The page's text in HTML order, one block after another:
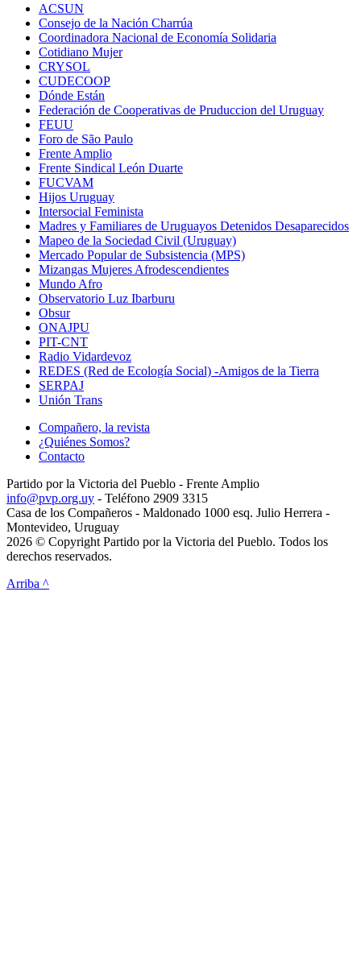
ACSUN
Consejo de la Nación Charrúa
Coordinadora Nacional de Economía Solidaria
Cotidiano Mujer
CRYSOL
CUDECOOP
Dónde Están
Federación de Cooperativas de Pruduccion del Uruguay
FEUU
Foro de São Paulo
Frente Amplio
Frente Sindical León Duarte
FUCVAM
Hijos Uruguay
Intersocial Feminista
Madres y Familiares de Uruguayos Detenidos Desaparecidos
Mapeo de la Sociedad Civil (Uruguay)
Mercado Popular de Subsistencia (MPS)
Mizangas Mujeres Afrodescendientes
Mundo Afro
Observatorio Luz Ibarburu
Obsur
ONAJPU
PIT-CNT
Radio Vidardevoz
REDES (Red de Ecología Social) -Amigos de la Tierra
SERPAJ
Unión Trans
Compañero, la revista
¿Quiénes Somos?
Contacto
Partido por la Victoria del Pueblo - Frente Amplio
info@pvp.org.uy - Teléfono 2909 3315
Casa de los Compañeros - Maldonado 1000 esq. Julio Herrera -
Montevideo, Uruguay
2026 © Copyright Partido por la Victoria del Pueblo. Todos los
derechos reservados.
Arriba ^